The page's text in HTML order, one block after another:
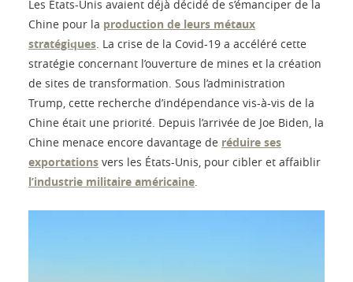
Les États-Unis avaient déjà décidé de s’émanciper de la
Chine pour la production de leurs métaux
stratégiques. La crise de la Covid-19 a accéléré cette
stratégie concernant l’ouverture de mines et la création
de sites de transformation. Sous l’administration
Trump, cette recherche d’indépendance vis-à-vis de la
Chine était une priorité. Depuis l’arrivée de Joe Biden, la
Chine menace encore davantage de réduire ses
exportations vers les États-Unis, pour cibler et affaiblir
l’industrie militaire américaine.